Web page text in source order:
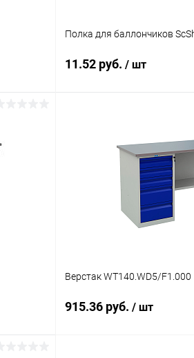
Полка для баллончиков
11.52 руб. / шт
Купить в 1 клик
Верстак WT140.WD5/F1.000
915.36 руб. / шт